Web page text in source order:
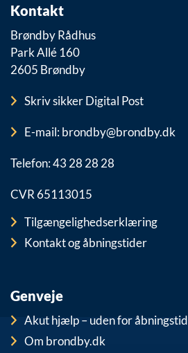
Kontakt
Brøndby Rådhus
Park Allé 160
2605 Brøndby
Skriv sikker Digital Post
E-mail: brondby@brondby.dk
Telefon: 43 28 28 28
CVR 65113015
Tilgængelighedserklæring
Kontakt og åbningstider
Genveje
Akut hjælp – uden for åbningstid
Om brondby.dk